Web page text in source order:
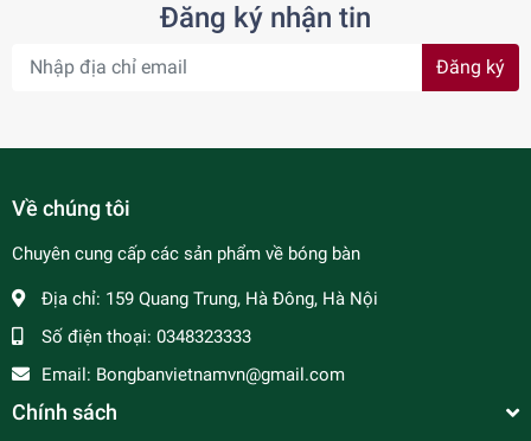
Đăng ký nhận tin
Đăng ký
Về chúng tôi
Chuyên cung cấp các sản phẩm về bóng bàn
Địa chỉ: 159 Quang Trung, Hà Đông, Hà Nội
Số điện thoại: 0348323333
Email: Bongbanvietnamvn@gmail.com
Chính sách